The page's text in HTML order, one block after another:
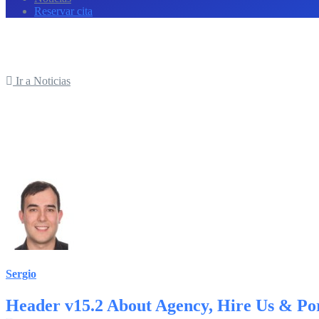
Reservar cita
Ir a Noticias
Sergio
Header v15.2 About Agency, Hire Us &